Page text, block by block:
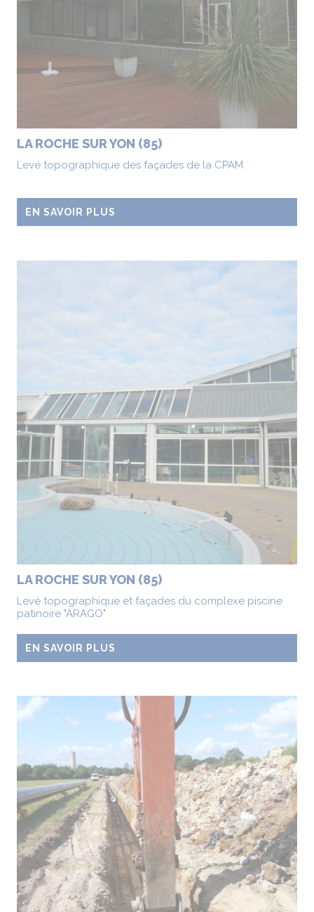
LA ROCHE SUR YON (85)
Levé topographique des façades de la CPAM
EN SAVOIR PLUS
LA ROCHE SUR YON (85)
Levé topographique et façades du complexe piscine
patinoire "ARAGO"
EN SAVOIR PLUS